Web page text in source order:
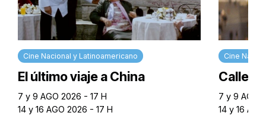
Cine Nacional y Latinoamericano
El último viaje a China
7 y 9 AGO 2026 - 17 H
14 y 16 AGO 2026 - 17 H
Cine
Calle
7 y 9 AGO
14 y 16